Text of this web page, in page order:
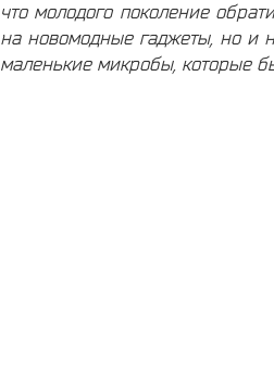
что молодого поколение
на новомодные гаджеты, но и
маленькие микробы, которые